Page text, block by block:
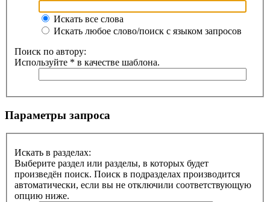
Искать все слова
Искать любое слово/поиск с языком запросов
Поиск по автору:
Используйте * в качестве шаблона.
Параметры запроса
Искать в разделах:
Выберите раздел или разделы, в которых будет
произведён поиск. Поиск в подразделах производится
автоматически, если вы не отключили соответствующую
опцию ниже.